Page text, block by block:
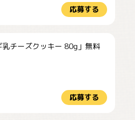
応募する
チーズクッキー 80g」無料
応募する